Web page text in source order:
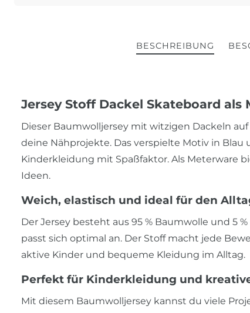
BESCHREIBUNG
Jersey Stoff Dackel Skateboard
Dieser Baumwolljersey mit witzigen Dackeln
deine Nähprojekte. Das verspielte Motiv in
Kinderkleidung mit Spaßfaktor. Als Meterware
Ideen.
Weich, elastisch und ideal für den
Der Jersey besteht aus 95 % Baumwolle und 5
passt sich optimal an. Der Stoff macht jede
aktive Kinder und bequeme Kleidung im Alltag.
Perfekt für Kinderkleidung und
Mit diesem Baumwolljersey kannst du viele